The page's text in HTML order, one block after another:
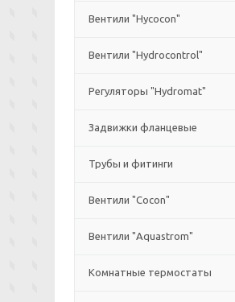
Вентили "Hycocon"
Вентили "Hydrocontrol"
Регуляторы "Hydromat"
Задвижки фланцевые
Трубы и фитинги
Вентили "Cocon"
Вентили "Aquastrom"
Комнатные термостаты